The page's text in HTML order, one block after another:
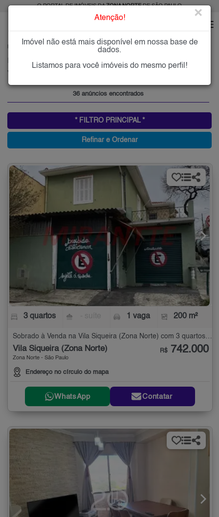
O PORTAL DE IMÓVEIS DAZONA NORTEDE SÃO PAULO
VILA SIQUEIRA (ZONA NORTE)
Vila Siqueira (Zona Norte), Zona Norte
36 anúncios encontrados
* FILTRO PRINCIPAL *
Refinar e Ordenar
3 quartos 1 vaga 200 m²
Sobrado à Venda na Vila Siqueira (Zona Norte) com 3 quartos - 200 m²
Vila Siqueira (Zona Norte)
Zona Norte - São Paulo
Endereço no círculo do mapa
R$ 742.000
WhatsApp Contatar
Atenção! ×
Imóvel não está mais disponível em nossa base de
dados.
Listamos para você imóveis do mesmo perfil!